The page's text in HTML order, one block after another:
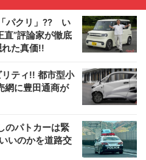
パクリ」?? い
”評論家が徹底
た真価!!
ティ!! 都市型小
網に豊田通商が
のパトカーは緊
いのかを道路交